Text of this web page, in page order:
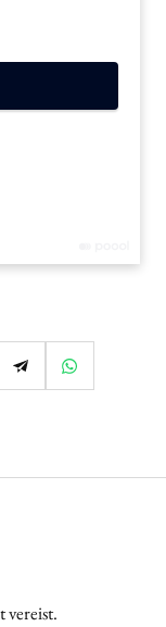
vereist.